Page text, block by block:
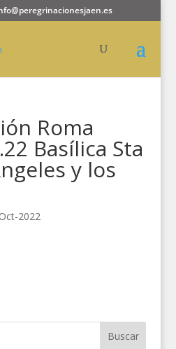
Roma
Basílica Sta
y los
2022